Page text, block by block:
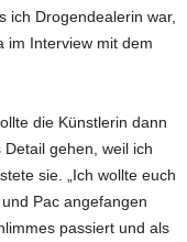
ich Drogendealerin war,
im Interview mit dem
die Künstlerin dann
gehen, weil ich
sie. „Ich wollte euch
Pac angefangen
passiert und als